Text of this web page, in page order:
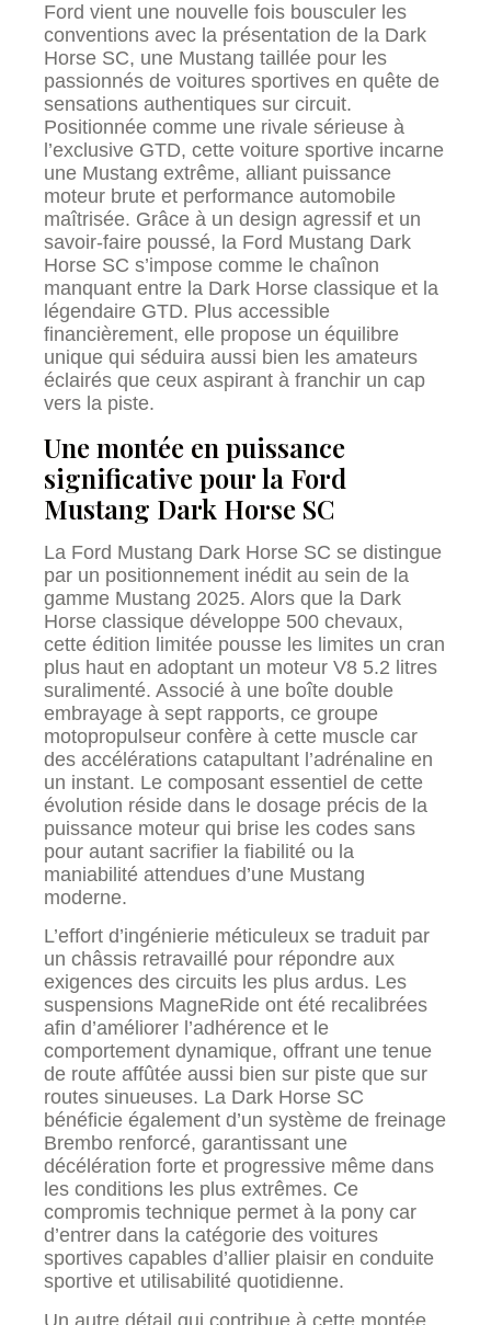
Ford vient une nouvelle fois bousculer les
conventions avec la présentation de la Dark
Horse SC, une Mustang taillée pour les
passionnés de voitures sportives en quête de
sensations authentiques sur circuit.
Positionnée comme une rivale sérieuse à
l’exclusive GTD, cette voiture sportive incarne
une Mustang extrême, alliant puissance
moteur brute et performance automobile
maîtrisée. Grâce à un design agressif et un
savoir-faire poussé, la Ford Mustang Dark
Horse SC s’impose comme le chaînon
manquant entre la Dark Horse classique et la
légendaire GTD. Plus accessible
financièrement, elle propose un équilibre
unique qui séduira aussi bien les amateurs
éclairés que ceux aspirant à franchir un cap
vers la piste.
Une montée en puissance
significative pour la Ford
Mustang Dark Horse SC
La Ford Mustang Dark Horse SC se distingue
par un positionnement inédit au sein de la
gamme Mustang 2025. Alors que la Dark
Horse classique développe 500 chevaux,
cette édition limitée pousse les limites un cran
plus haut en adoptant un moteur V8 5.2 litres
suralimenté. Associé à une boîte double
embrayage à sept rapports, ce groupe
motopropulseur confère à cette muscle car
des accélérations catapultant l’adrénaline en
un instant. Le composant essentiel de cette
évolution réside dans le dosage précis de la
puissance moteur qui brise les codes sans
pour autant sacrifier la fiabilité ou la
maniabilité attendues d’une Mustang
moderne.
L’effort d’ingénierie méticuleux se traduit par
un châssis retravaillé pour répondre aux
exigences des circuits les plus ardus. Les
suspensions MagneRide ont été recalibrées
afin d’améliorer l’adhérence et le
comportement dynamique, offrant une tenue
de route affûtée aussi bien sur piste que sur
routes sinueuses. La Dark Horse SC
bénéficie également d’un système de freinage
Brembo renforcé, garantissant une
décélération forte et progressive même dans
les conditions les plus extrêmes. Ce
compromis technique permet à la pony car
d’entrer dans la catégorie des voitures
sportives capables d’allier plaisir en conduite
sportive et utilisabilité quotidienne.
Un autre détail qui contribue à cette montée